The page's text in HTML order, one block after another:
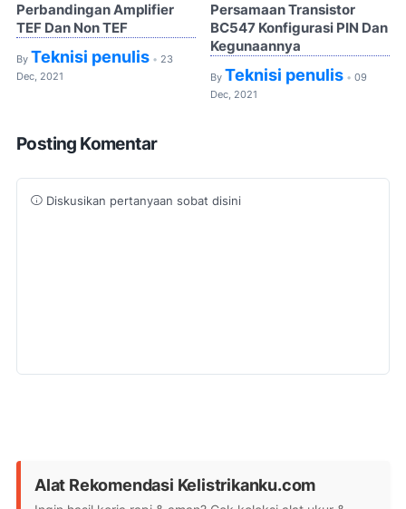
Perbandingan Amplifier
TEF Dan Non TEF
By Teknisi penulis • 23
Dec, 2021
Persamaan Transistor
BC547 Konfigurasi PIN Dan
Kegunaannya
By Teknisi penulis • 09
Dec, 2021
Posting Komentar
Diskusikan pertanyaan sobat disini
Alat Rekomendasi Kelistrikanku.com